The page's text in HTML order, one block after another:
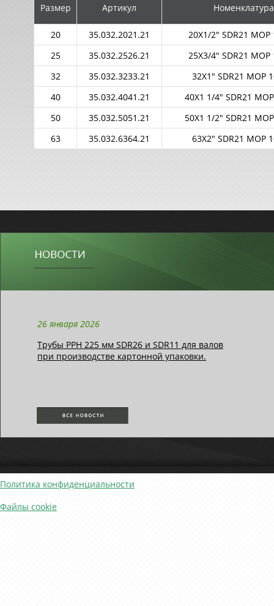
Размер Артикул Номенклатура
20 35.032.2021.21
20X1/2" SDR21
25
35.032.2526.21
25X3/4" SDR21
32
35.032.3233.21
32X1" SDR21 MOP
40
35.032.4041.21
40X1 1/4" SDR21
50
35.032.5051.21
50X1 1/2" SDR21
63
35.032.6364.21 63X2" SDR21 MOP
26 января 2026
Трубы РРН 225 мм SDR26 и SDR11 для валов
при производстве картонной упаковки.
Политика конфиденциальности
Файлы cookie